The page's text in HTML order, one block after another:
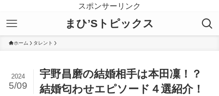
スポンサーリンク
まひ’Sトピックス
ホーム タレント
宇野昌磨の結婚相手は本田凜！？
結婚匂わせエピソード４選紹介！
2024
5/09